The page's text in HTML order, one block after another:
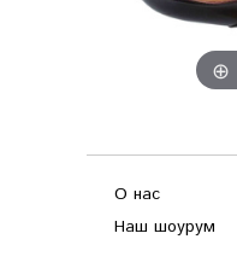
О нас
Наш шоурум